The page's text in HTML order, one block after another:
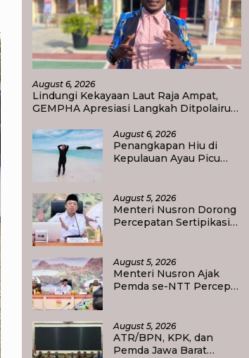
August 6, 2026
Lindungi Kekayaan Laut Raja Ampat,
GEMPHA Apresiasi Langkah Ditpolairud
August 6, 2026
Penangkapan Hiu di
Kepulauan Ayau Picu
Korbankan Masa Depan
Raja Ampat
August 5, 2026
Menteri Nusron Dorong
Percepatan Sertipikasi
bagi Masyarakat
August 5, 2026
Menteri Nusron Ajak
Pemda se-NTT Percepat
Pengukuran Tanah
Selesai 12 Hari
August 5, 2026
ATR/BPN, KPK, dan
Pemda Jawa Barat